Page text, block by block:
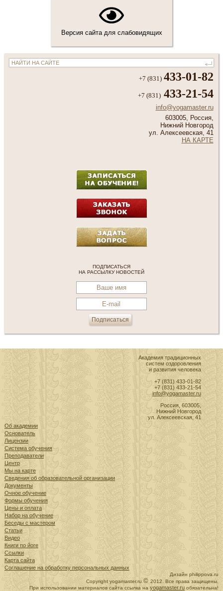
Версия сайта для слабовидящих
+7 (831) 433-01-82
+7 (831) 433-21-54
info@yogamaster.ru
603005, Россия,
Нижний Новгород
ул. Алексеевская, 41
НА КАРТЕ
ПОДПИСАТЬСЯ
НА РАССЫЛКУ НОВОСТЕЙ
Академия традиционных
систем оздоровления
и развития человека
+7 (831) 433-01-82
+7 (831) 433-21-54
info@yogamaster.ru
Россия, 603005,
Нижний Новгород
ул. Алексеевская, 41
Об академии
Основатель
Лицензии
Система обучения
Преподаватели
Центр
Мы на карте
Сведения об образовательной организации
Документы
Очное обучение
Формы обучения
Цены и оплата
Набор на обучение
Беседы с мастером
Статьи
Видео
Книги по йоге
Ссылки
Карта сайта
Соглашение на обработку персональных данных
Дизайн philippova.ru
Сopyright yogamaster.ru©2012. Все права защищены.
При использовании материалов сайта ссылка наyogamaster.ru обязательна!